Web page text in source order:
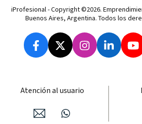
iProfesional - Copyright ©2026.
Buenos Aires, Argentina. Todos los
Atención al usuario